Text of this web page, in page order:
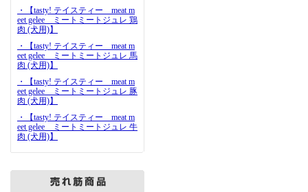
・【tasty! テイスティー meat m
eet gelee ミートミートジュレ 鶏
肉 (犬用)】
・【tasty! テイスティー meat m
eet gelee ミートミートジュレ 馬
肉 (犬用)】
・【tasty! テイスティー meat m
eet gelee ミートミートジュレ 豚
肉 (犬用)】
・【tasty! テイスティー meat m
eet gelee ミートミートジュレ 牛
肉 (犬用)】